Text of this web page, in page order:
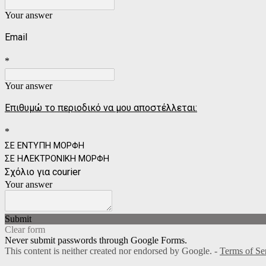
Your answer
Email
*
Your answer
Επιθυμώ το περιοδικό να μου αποστέλλεται:
*
ΣΕ ΕΝΤΥΠΗ ΜΟΡΦΗ
ΣΕ ΗΛΕΚΤΡΟΝΙΚΗ ΜΟΡΦΗ
Σχόλιο για courier
Your answer
Submit
Clear form
Never submit passwords through Google Forms.
This content is neither created nor endorsed by Google. - Terms of